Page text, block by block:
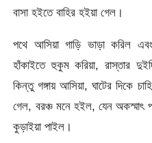
বাসা হইতে বাহির হইয়া গেল।
পথে আসিয়া গাড়ি ভাড়া করিল এবং
হাঁকাইতে হুকুম করিয়া, রাস্তার
কিন্তু গঙ্গায় আসিয়া, ঘাটের দিকে
গেল, বরঞ্চ মনে হইল, যেন অকস্মাৎ
কুড়াইয়া পাইল।